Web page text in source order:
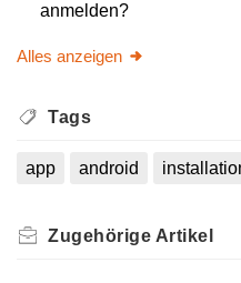
anmelden?
Alles anzeigen
Tags
app android
Zugehörige Artikel